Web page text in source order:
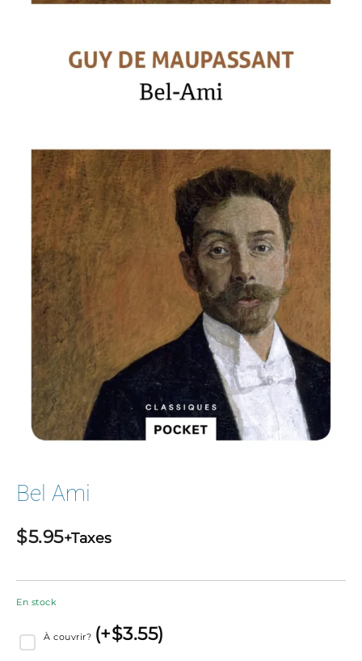
Bel Ami
$5.95+Taxes
En stock
À couvrir? (+$3.55)